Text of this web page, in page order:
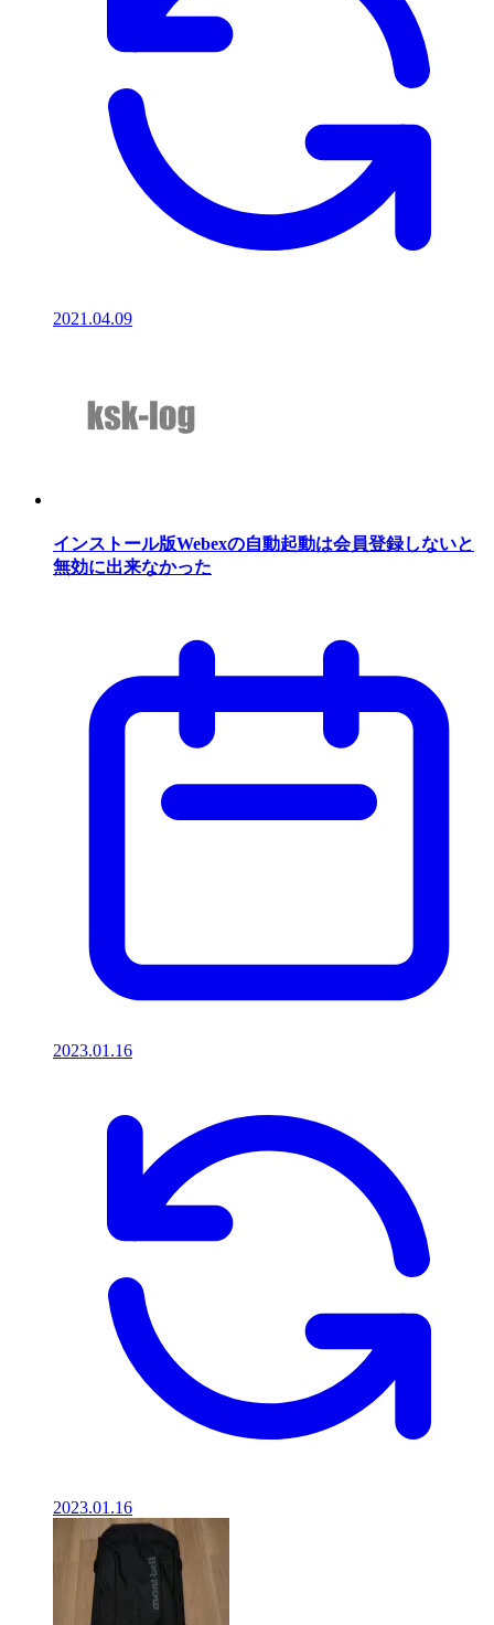
2021.04.09
インストール版Webexの自動起動は会員登録しないと
無効に出来なかった
2023.01.16
2023.01.16